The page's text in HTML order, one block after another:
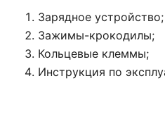
Зарядное устройство;
Зажимы-крокодилы;
Кольцевые клеммы;
Инструкция по